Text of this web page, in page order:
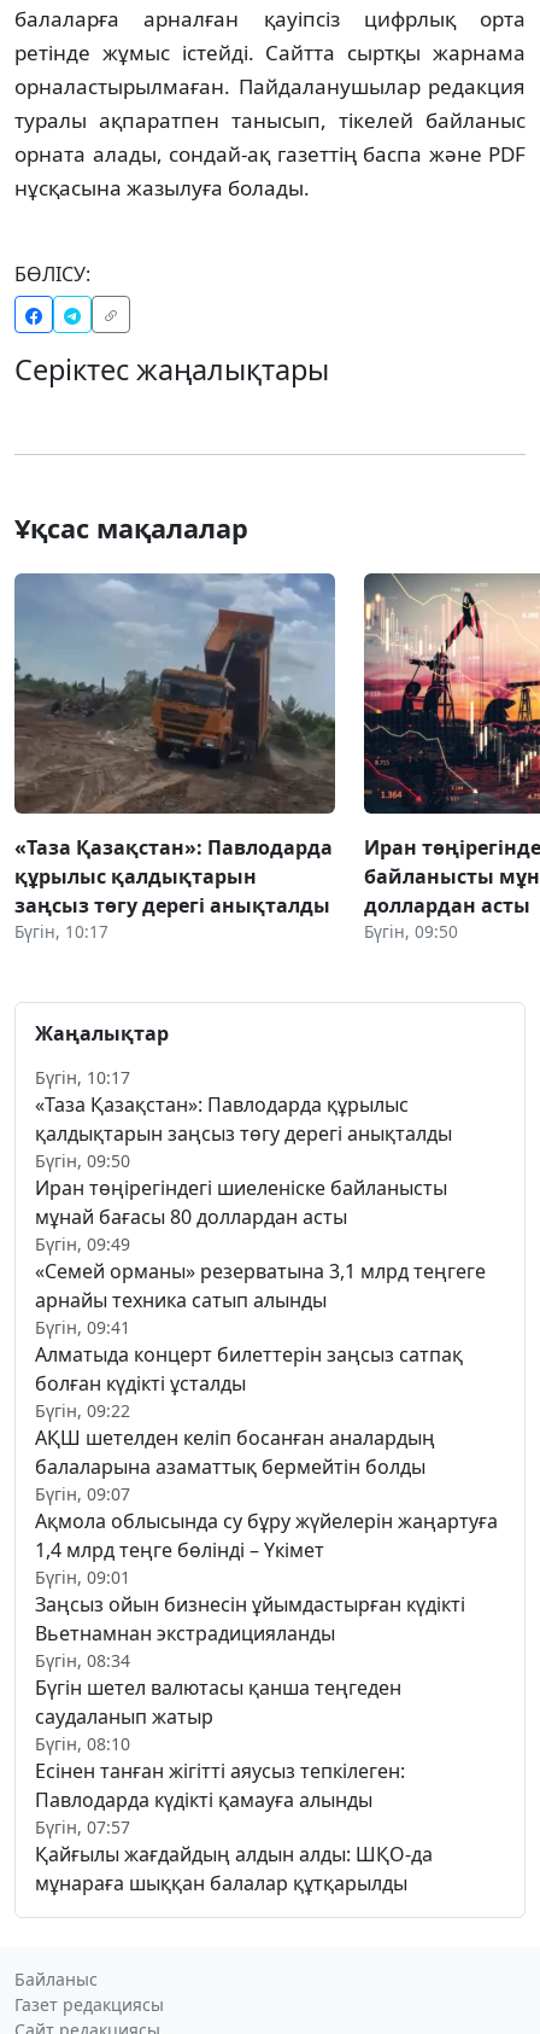
балаларға арналған қауіпсіз цифрлық орта
ретінде жұмыс істейді. Сайтта сыртқы жарнама
орналастырылмаған. Пайдаланушылар редакция
туралы ақпаратпен танысып, тікелей байланыс
орната алады, сондай-ақ газеттің баспа және PDF
нұсқасына жазылуға болады.
БӨЛІСУ:
Серіктес жаңалықтары
Ұқсас мақалалар
«Таза Қазақстан»: Павлодарда
құрылыс қалдықтарын
заңсыз төгу дерегі анықталды
Бүгін, 10:17
Иран
байланысты
доллардан асты
Бүгін, 09:50
Жаңалықтар
Бүгін, 10:17
«Таза Қазақстан»: Павлодарда құрылыс
қалдықтарын заңсыз төгу дерегі анықталды
Бүгін, 09:50
Иран төңірегіндегі шиеленіске байланысты
мұнай бағасы 80 доллардан асты
Бүгін, 09:49
«Семей орманы» резерватына 3,1 млрд теңгеге
арнайы техника сатып алынды
Бүгін, 09:41
Алматыда концерт билеттерін заңсыз сатпақ
болған күдікті ұсталды
Бүгін, 09:22
АҚШ шетелден келіп босанған аналардың
балаларына азаматтық бермейтін болды
Бүгін, 09:07
Ақмола облысында су бұру жүйелерін жаңартуға
1,4 млрд теңге бөлінді – Үкімет
Бүгін, 09:01
Заңсыз ойын бизнесін ұйымдастырған күдікті
Вьетнамнан экстрадицияланды
Бүгін, 08:34
Бүгін шетел валютасы қанша теңгеден
саудаланып жатыр
Бүгін, 08:10
Есінен танған жігітті аяусыз тепкілеген:
Павлодарда күдікті қамауға алынды
Бүгін, 07:57
Қайғылы жағдайдың алдын алды: ШҚО-да
мұнараға шыққан балалар құтқарылды
Байланыс
Газет редакциясы